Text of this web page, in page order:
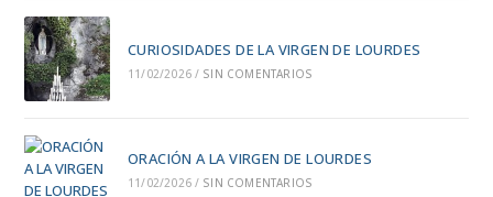
CURIOSIDADES DE LA VIRGEN DE LOURDES
11/02/2026 / SIN COMENTARIOS
ORACIÓN A LA VIRGEN DE LOURDES
11/02/2026 / SIN COMENTARIOS